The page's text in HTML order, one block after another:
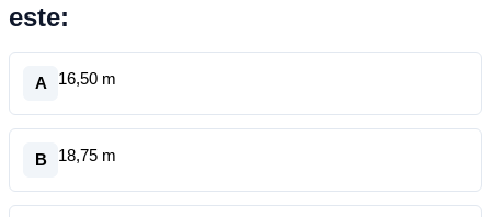
este:
A 16,50 m
B 18,75 m